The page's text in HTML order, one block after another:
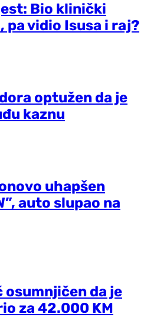
Bio klinički
vidio Isusa i raj?
optužen da je
kaznu
uhapšen
auto slupao na
da je
za 42.000 KM